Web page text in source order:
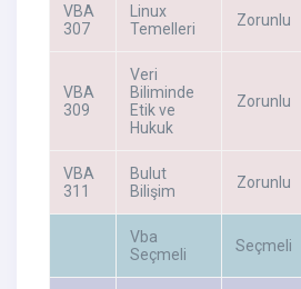
VBA
307
Linux
Temelleri
Zorunlu
VBA
309
Veri
Biliminde
Etik ve
Hukuk
Zorunlu
VBA
311
Bulut
Bilişim
Zorunlu
Vba
Seçmeli
Seçmeli